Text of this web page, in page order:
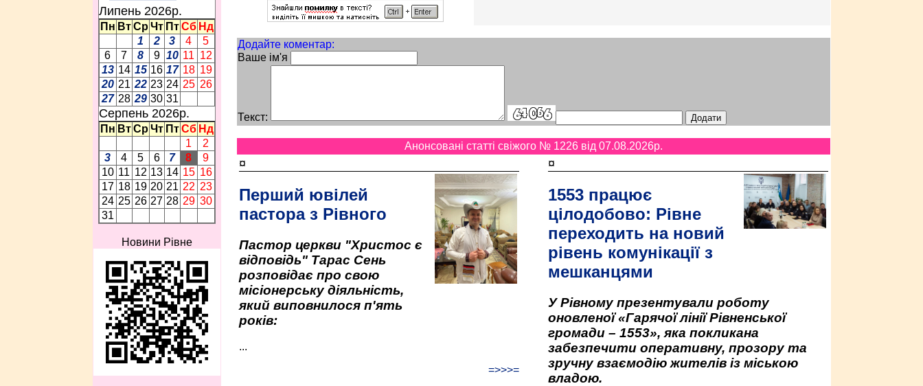
Липень 2026p.
Пн Вт Ср Чт Пт Сб Нд
1
2 3 4
5
6
7 8 9 10 11 12
13 14 15 16 17 18 19
20 21 22 23 24 25 26
27 28 29 30 31
Серпень 2026p.
Пн Вт Ср Чт Пт Сб Нд
1
2
3
4 5 6 7 8
9
10 11 12 13 14 15 16
17 18 19 20 21 22 23
24 25 26 27 28 29 30
31
Новини Рівне
Додайте коментар:
Ваше ім'я
Текст:
Анонсовані статті свіжого № 1226 від 07.08.2026p.
¤
Перший ювілей
пастора з Рівного
Пастор церкви "Христос є
відповідь" Тарас Сень
розповідає про свою
місіонерську діяльність,
який виповнилося п'ять
років:
...
=>>>=
¤
1553 працює
цілодобово: Рівне
переходить на новий
рівень комунікації з
мешканцями
У Рівному презентували роботу
оновленої «Гарячої лінії Рівненської
громади – 1553», яка покликана
забезпечити оперативну, прозору та
зручну взаємодію жителів із міською
владою.